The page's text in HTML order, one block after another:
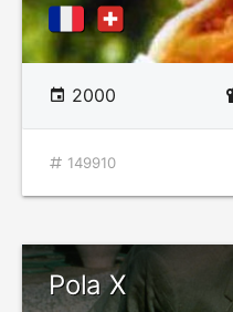
2000
149910
Pola X